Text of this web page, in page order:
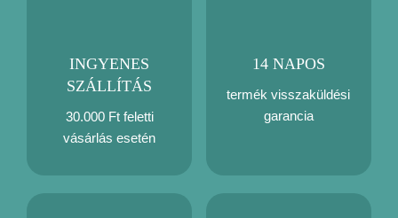
INGYENES
SZÁLLÍTÁS
30.000 Ft feletti
vásárlás esetén
14 NAPOS
termék visszaküldési
garancia